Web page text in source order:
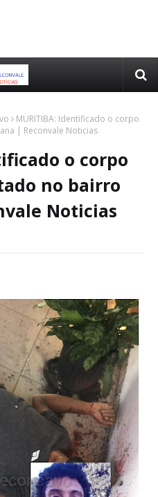
MURITIBA: Identificado o corpo
| Reconvale Noticias
o corpo
no bairro
Noticias